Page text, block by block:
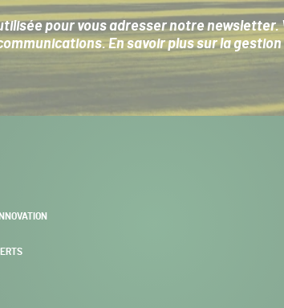
pour vous adresser notre newsletter.
En savoir plus sur lagestion